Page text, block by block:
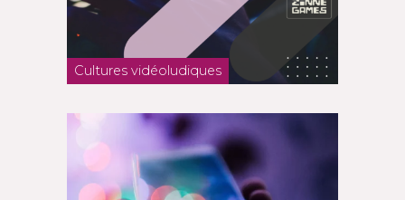
Cultures vidéoludiques